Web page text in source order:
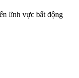
lĩnh vực bất động